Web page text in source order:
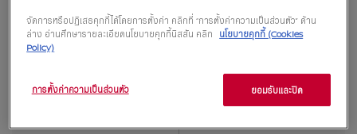
แบบอัตโนมัติ Single Speed Gear
จัดการหรือปฏิเสธคุกกี้ได้โดยการตั้งค่า คลิกที่ “การตั้งค่าความเป็นส่วนตัว” ด้าน
ล่าง อ่านศึกษารายละเอียดนโยบายคุกกี้นิสสัน คลิก
นโยบายคุกกี้ (Cookies
Policy)
ยอมรับและปิด
การตั้งค่าความเป็นส่วนตัว